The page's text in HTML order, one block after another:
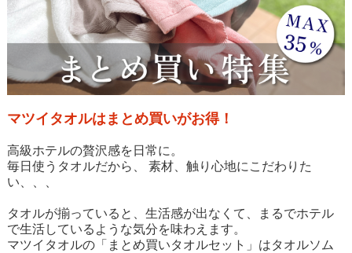
マツイタオルはまとめ買いがお得！
高級ホテルの贅沢感を日常に。
毎日使うタオルだから、 素材、触り心地にこだわりた
い、、、
タオルが揃っていると、生活感が出なくて、まるでホテル
で生活しているような気分を味わえます。
マツイタオルの「まとめ買いタオルセット」はタオルソム